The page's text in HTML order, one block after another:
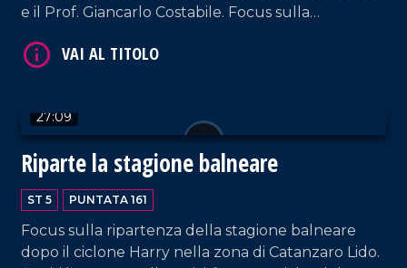
e il Prof. Giancarlo Costabile. Focus sulla
valori e sulla necessità di costruire una vera e
27:09
Riparte la stagione balneare
ST 5 PUNTATA 161
Focus sulla ripartenza della stagione balneare
dopo il ciclone Harry nella zona di Catanzaro Lido.